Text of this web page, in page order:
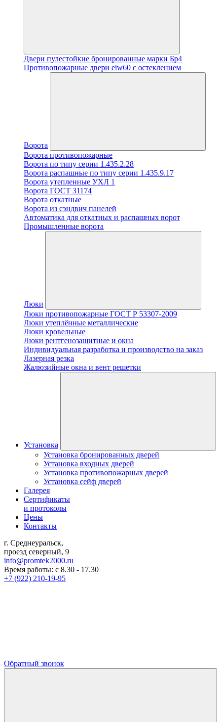
Двери пулестойкие бронированные марки Бр4
Противопожарные двери eiw60 с остеклением
Ворота
Ворота противопожарные
Ворота по типу серии 1.435.2.28
Ворота распашные по типу серии 1.435.9.17
Ворота утепленные УХЛ 1
Ворота ГОСТ 31174
Ворота откатные
Ворота из сэндвич панелей
Автоматика для откатных и распашных ворот
Промышленные ворота
Люки
Люки противопожарные ГОСТ Р 53307-2009
Люки утеплённые металлические
Люки кровельные
Люки рентгенозащитные и окна
Индивидуальная разработка и производство на заказ
Лазерная резка
Жалюзийные окна и вент решетки
Установка
Установка бронированных дверей
Установка входных дверей
Установка противопожарных дверей
Установка сейф дверей
Галерея
Сертификаты
и протоколы
Цены
Контакты
г. Среднеуральск,
проезд северный, 9
info@promtek2000.ru
Время работы: с 8.30 - 17.30
+7 (922) 210-19-95
Обратный звонок